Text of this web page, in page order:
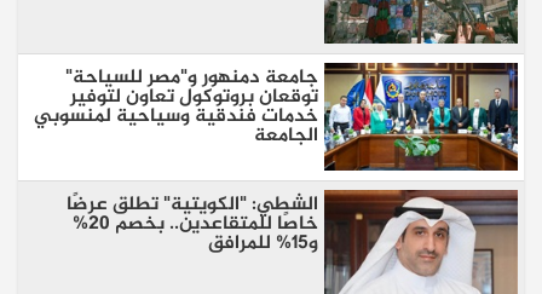
جامعة دمنهور و"مصر للسياحة"
توقعان بروتوكول تعاون لتوفير
خدمات فندقية وسياحية لمنسوبي
الجامعة
الشطي: "الكويتية" تطلق عرضًا
خاصًا للمتقاعدين.. بخصم 20%
و15% للمرافق